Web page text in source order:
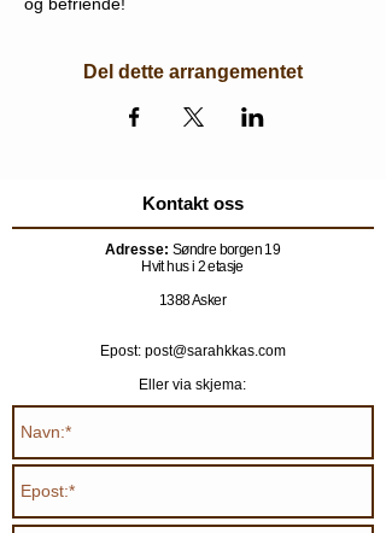
Del dette arrangementet
Kontakt oss
Adresse: Søndre borgen 19
Hvit hus i 2 etasje
1388 Asker
Epost: post@sarahkkas.com
Eller via skjema: